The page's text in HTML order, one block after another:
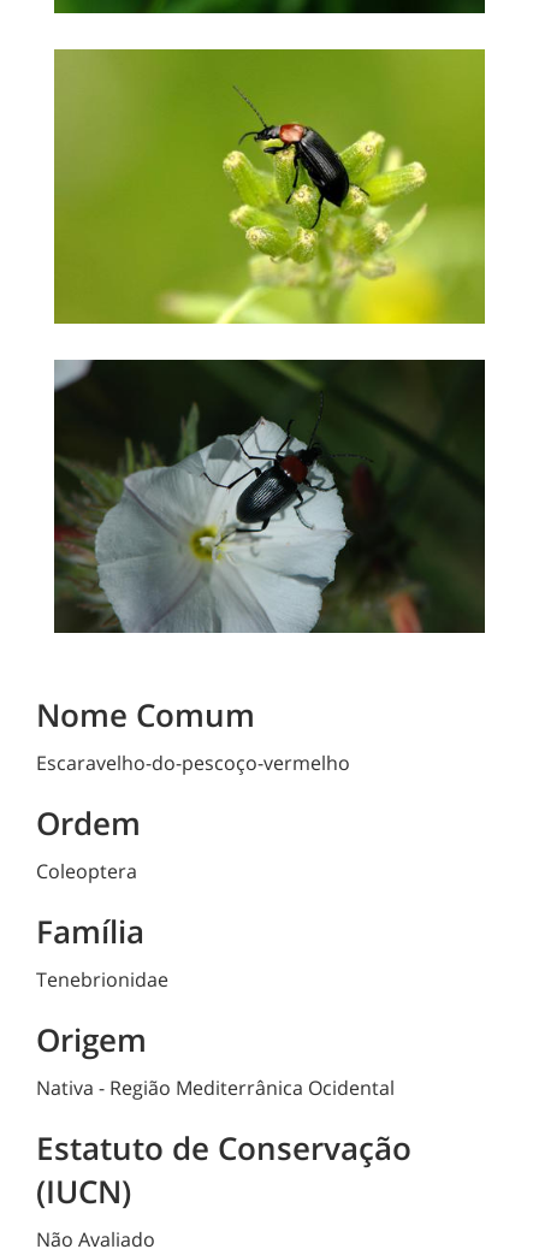
Nome Comum
Escaravelho-do-pescoço-vermelho
Ordem
Coleoptera
Família
Tenebrionidae
Origem
Nativa - Região Mediterrânica Ocidental
Estatuto de Conservação
(IUCN)
Não Avaliado